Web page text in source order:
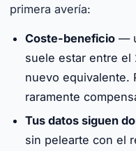
primera avería:
Coste-beneficio —
suele estar entre
nuevo equivalente.
raramente
Tus datos siguen
sin pelearte con el